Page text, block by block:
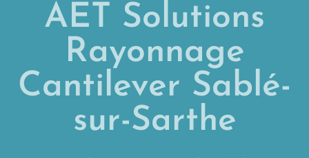
AET Solutions
Rayonnage
Cantilever Sablé-
sur-Sarthe